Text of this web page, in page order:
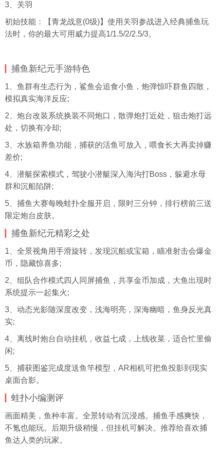
3、关羽
初始技能：【青龙战意(0级)】使用关羽参战进入经典捕鱼玩
法时，你的最大可用威力提高1/1.5/2/2.5/3。
捕鱼新纪元手游特色
1、鱼群有生态行为，鲨鱼会追食小鱼，炮弹惊吓群鱼四散，
模拟真实海洋反应;
2、炮台改装系统换装不同炮口，散弹炮打近处，狙击炮打远
处，切换有冷却;
3、水族箱养鱼功能，捕获的活鱼可放入，喂食长大再卖掉赚
差价;
4、潜艇探索模式，驾驶小潜艇深入海沟打Boss，躲避水母
群和沉船陷阱;
5、捕鱼大赛每晚蛙扑全服开启，限时三分钟，排行榜前三送
限定炮台皮肤。
捕鱼新纪元精彩之处
1、全景视角用手滑旋转，发现沉船或宝箱，瞄准射击会爆金
币，隐藏惊喜多;
2、组队合作模式四人同屏捕鱼，共享金币加成，大鱼出现时
系统提示一起集火;
3、动态光影随深度改变，浅海明亮，深海幽暗，鱼身反光真
实;
4、离线时炮台自动挂机 ，收益七成，上线收菜，适合忙里偷
闲;
5、捕获图鉴完成度送鱼竿模型，AR相机可把鱼投影到现实
桌面合影。
蛙扑小编测评
画面精美，鱼种丰富。全景转动有沉浸感。捕鱼手感爽快，
不氪也能玩。后期升级稍慢，但挂机可解决。推荐给喜欢捕
鱼达人类的玩家。